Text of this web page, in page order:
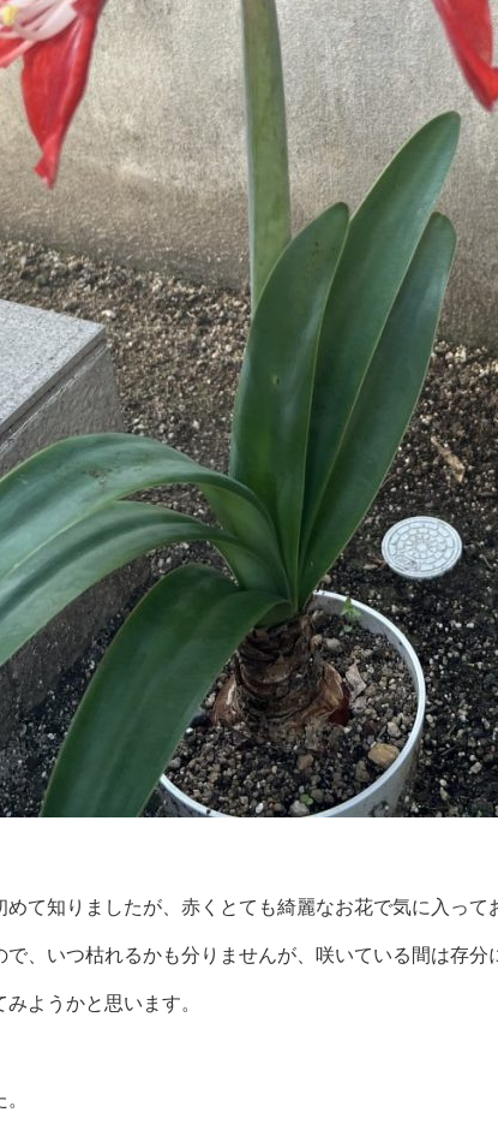
めて知りましたが、赤くとても綺麗なお花で気に入って
、いつ枯れるかも分りませんが、咲いている間は存分
ようかと思います。